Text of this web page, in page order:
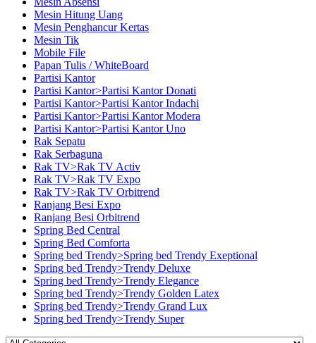
Mesin Hitung Uang
Mesin Penghancur Kertas
Mesin Tik
Mobile File
Papan Tulis / WhiteBoard
Partisi Kantor
Partisi Kantor>Partisi Kantor Donati
Partisi Kantor>Partisi Kantor Indachi
Partisi Kantor>Partisi Kantor Modera
Partisi Kantor>Partisi Kantor Uno
Rak Sepatu
Rak Serbaguna
Rak TV>Rak TV Activ
Rak TV>Rak TV Expo
Rak TV>Rak TV Orbitrend
Ranjang Besi Expo
Ranjang Besi Orbitrend
Spring Bed Central
Spring Bed Comforta
Spring bed Trendy>Spring bed Trendy Exeptional
Spring bed Trendy>Trendy Deluxe
Spring bed Trendy>Trendy Elegance
Spring bed Trendy>Trendy Golden Latex
Spring bed Trendy>Trendy Grand Lux
Spring bed Trendy>Trendy Super